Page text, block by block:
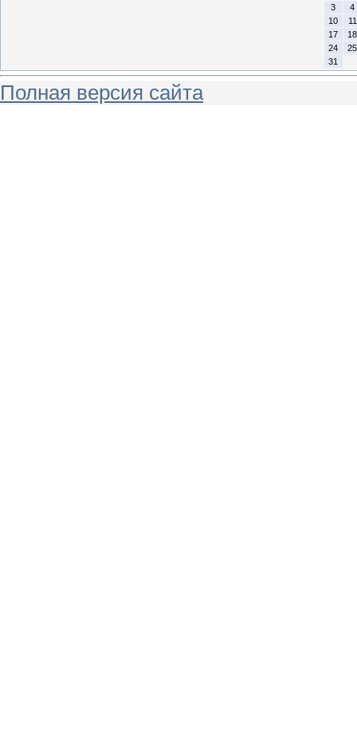
3
4
10
11
17
18
24
25
31
Полная версия сайта